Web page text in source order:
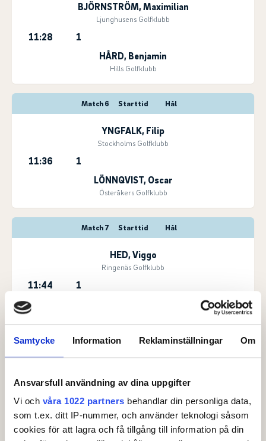
Samtycke Information Reklaminställningar Om
Ansvarsfull användning av dina uppgifter
Vi och våra 1022 partners behandlar din personliga data,
som t.ex. ditt IP-nummer, och använder teknologi såsom
cookies för att lagra och få tillgång till information på din
BJÖRNSTRÖM, Maximilian
Ljunghusens Golfklubb
11:28
1
HÅRD, Benjamin
Hills Golfklubb
Match 6 Starttid Hål
YNGFALK, Filip
Stockholms Golfklubb
11:36
1
LÖNNQVIST, Oscar
Österåkers Golfklubb
Match 7 Starttid Hål
HED, Viggo
Ringenäs Golfklubb
11:44
1
HOLMGREN, Anton
1
ANDREASSON, Oscar